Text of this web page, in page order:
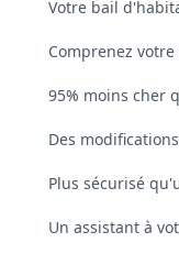
Votre bail
Comprenez
95% moins cher
Des
Plus sécurisé
Un assistant à